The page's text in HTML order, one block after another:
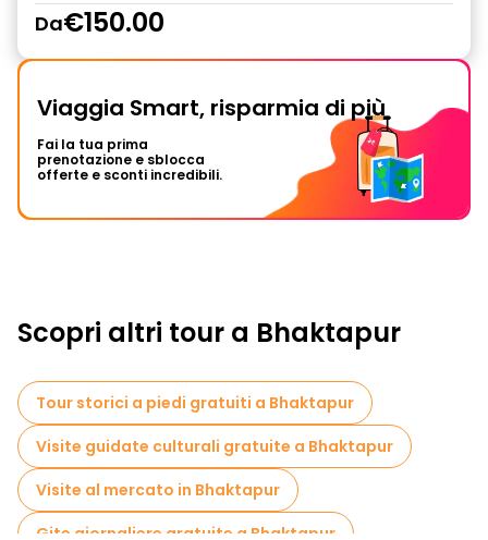
Da€150.00
Viaggia Smart, risparmia di più
Fai la tua prima
prenotazione e sblocca
offerte e sconti incredibili.
Scopri altri tour a Bhaktapur
Tour storici a piedi gratuiti a Bhaktapur
Visite guidate culturali gratuite a Bhaktapur
Visite al mercato in Bhaktapur
Gite giornaliere gratuite a Bhaktapur